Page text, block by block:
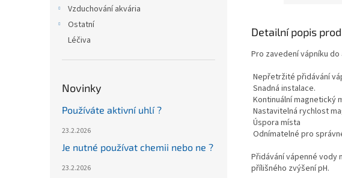
Vzduchování akvária
Ostatní
Léčiva
Novinky
Používáte aktivní uhlí ?
23.2.2026
Je nutné používat chemii nebo ne ?
23.2.2026
Detailní popis
Pro zavedení vápníku
Nepřetržité přidávání
Snadná instalace.
Kontinuální magnetický
Nastavitelná rychlost
Úspora místa
Odnímatelné pro
Přidávání vápenné
přílišného zvýšení pH.